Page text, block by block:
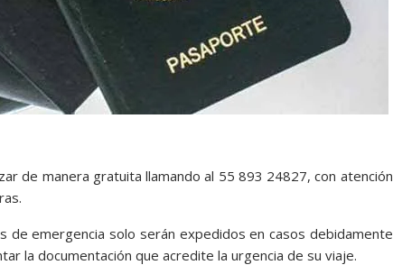
de manera gratuita llamando al 55 893 24827, con atención
de emergencia solo serán expedidos en casos debidamente
la documentación que acredite la urgencia de su viaje.